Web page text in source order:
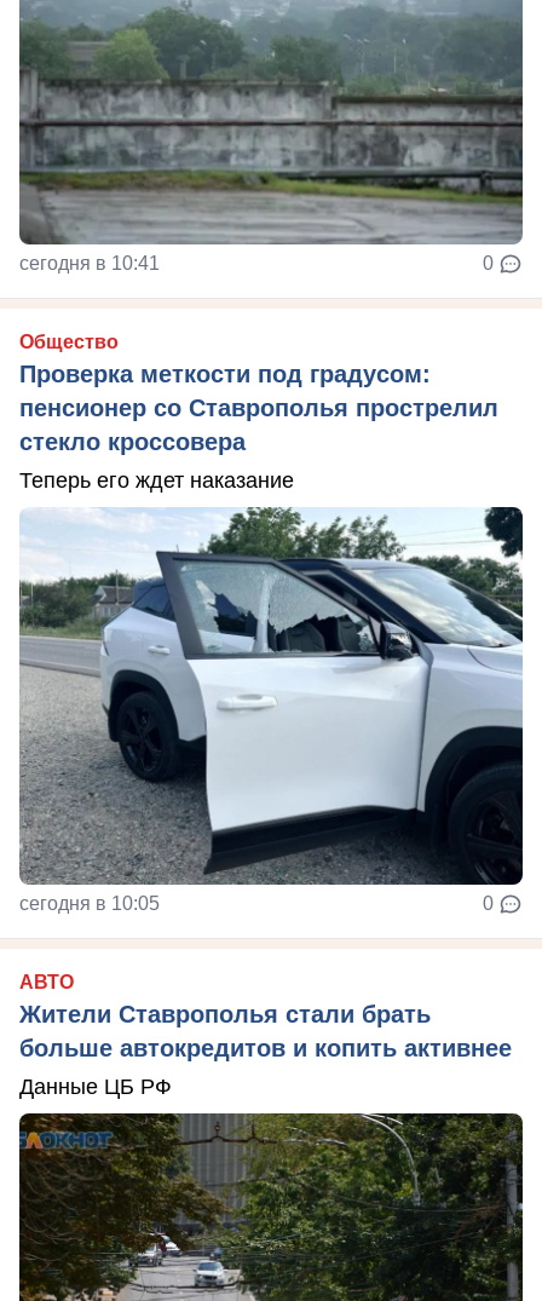
сегодня в 10:41 0
Общество
Проверка меткости под градусом:
пенсионер со Ставрополья прострелил
стекло кроссовера
Теперь его ждет наказание
сегодня в 10:05 0
АВТО
Жители Ставрополья стали брать
больше автокредитов и копить активнее
Данные ЦБ РФ